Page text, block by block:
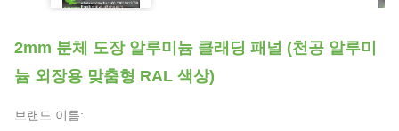
2mm 분체 도장 알루미늄 클래딩 패널 (천공 알루미
늄 외장용 맞춤형 RAL 색상)
브랜드 이름: